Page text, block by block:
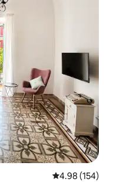
Calificación
4.98 (154)